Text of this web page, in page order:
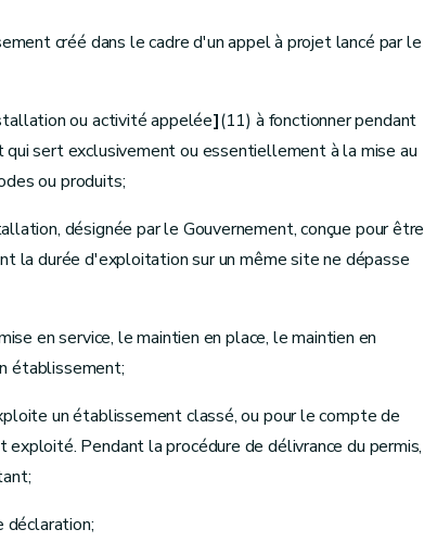
de l'exploitant
créé dans le cadre d'un appel à projet lancé par le
ou activité appelée](11) à fonctionner pendant
qui sert exclusivement ou essentiellement à la mise au
ou produits;
désignée par le Gouvernement, conçue pour être
la durée d'exploitation sur un même site ne dépasse
en service, le maintien en place, le maintien en
établissement;
un établissement classé, ou pour le compte de
Pendant la procédure de délivrance du permis,
déclaration;